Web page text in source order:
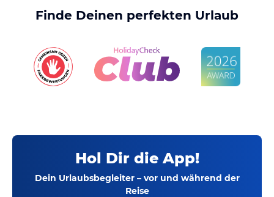
Finde Deinen perfekten Urlaub
Hol Dir die App!
Dein Urlaubsbegleiter – vor und während der
Reise